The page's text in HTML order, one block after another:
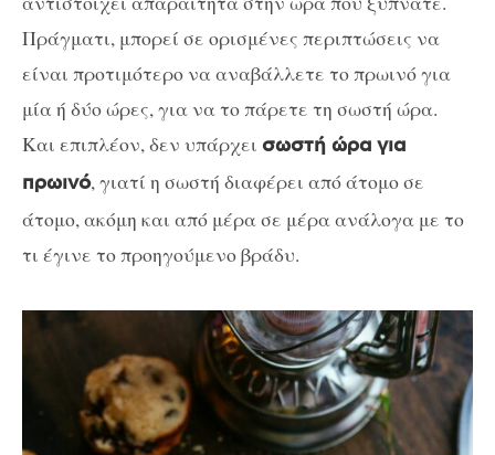
Πράγματι, μπορεί σε ορισμένες περιπτώσεις να
είναι προτιμότερο να αναβάλλετε το πρωινό για
μία ή δύο ώρες, για να το πάρετε τη σωστή ώρα.
Και επιπλέον, δεν υπάρχει σωστή ώρα για
πρωινό, γιατί η σωστή διαφέρει από άτομο σε
άτομο, ακόμη και από μέρα σε μέρα ανάλογα με το
τι έγινε το προηγούμενο βράδυ.